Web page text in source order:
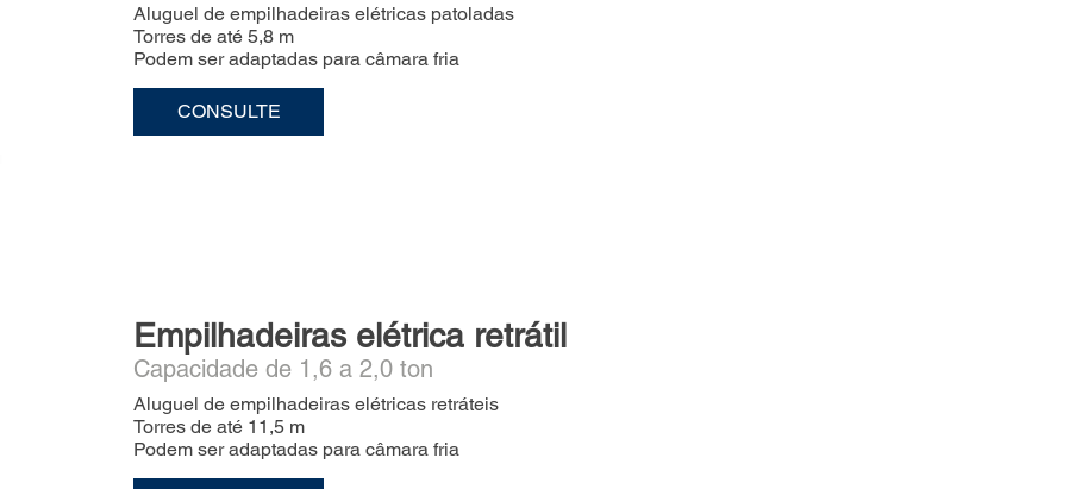
Aluguel de empilhadeiras elétricas patoladas
Torres de até 5,8 m
Podem ser adaptadas para câmara fria
CONSULTE
Empilhadeiras elétrica retrátil
Capacidade de 1,6 a 2,0 ton
Aluguel de empilhadeiras elétricas retráteis
Torres de até 11,5 m
Podem ser adaptadas para câmara fria